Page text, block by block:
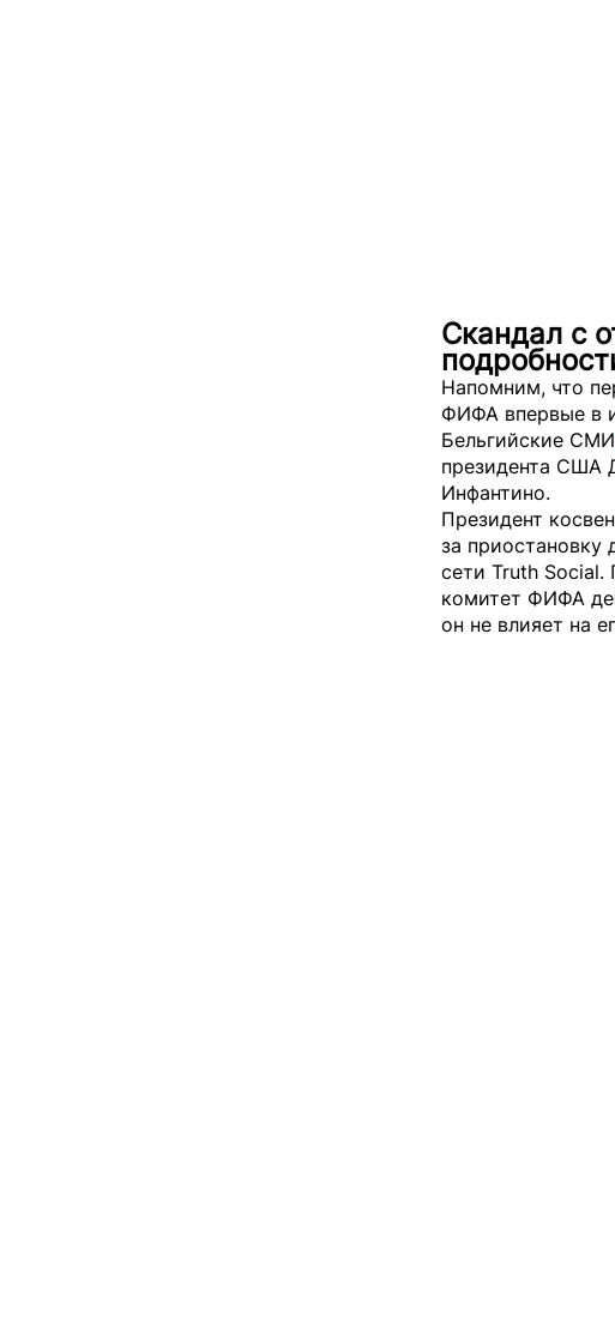
Скандал с
Напомним, что
ФИФА впервые в
Бельгийские СМИ
президента США
Инфантино.
Президент
за приостановку
сети Truth
комитет ФИФА
он не влияет на